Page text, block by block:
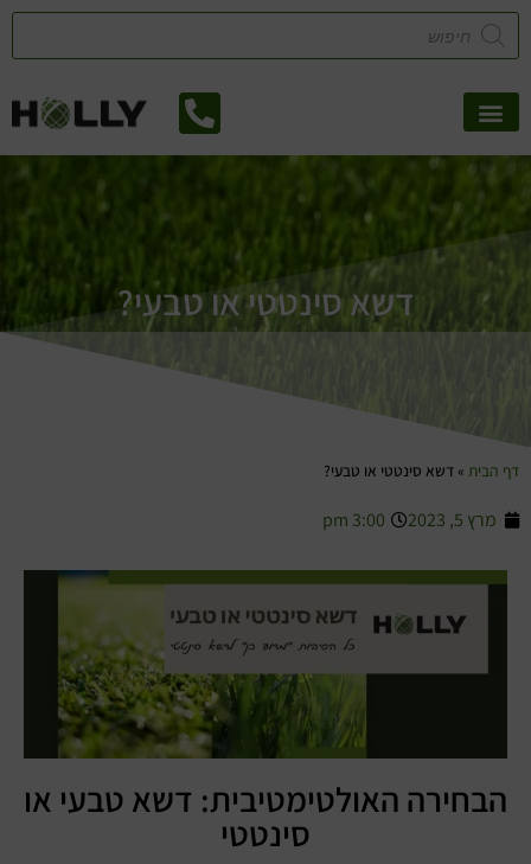
דשא סינטטי או טבעי?
דף הבית »דשא סינטטי או טבעי?
מרץ 5, 2023 3:00 pm
הבחירה האולטימטיבית: דשא טבעי או
סינטטי